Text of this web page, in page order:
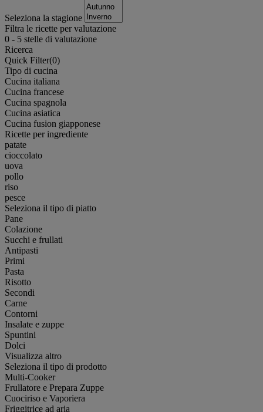
Seleziona la stagione
Filtra le ricette per valutazione
0 - 5 stelle di valutazione
Ricerca
Quick Filter(0)
Tipo di cucina
Cucina italiana
Cucina francese
Cucina spagnola
Cucina asiatica
Cucina fusion giapponese
Ricette per ingrediente
patate
cioccolato
uova
pollo
riso
pesce
Seleziona il tipo di piatto
Pane
Colazione
Succhi e frullati
Antipasti
Primi
Pasta
Risotto
Secondi
Carne
Contorni
Insalate e zuppe
Spuntini
Dolci
Visualizza altro
Seleziona il tipo di prodotto
Multi-Cooker
Frullatore e Prepara Zuppe
Cuociriso e Vaporiera
Friggitrice ad aria